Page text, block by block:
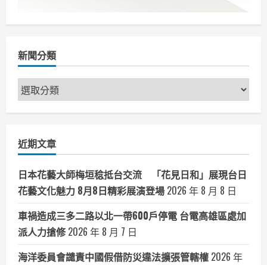
優
新聞分類
新
聞
近期文章
日本花藝大師梅垣稔抵台交流 「花見日和」展現台日
花藝文化魅力 8月8日精彩展演登場 2026 年 8 月 8 日
車禍造成三多二路以北一帶600戶停電 台電高雄區處加
派人力搶修 2026 年 8 月 7 日
海洋委員會譴責中國假借防災違法擴張管轄權 2026 年